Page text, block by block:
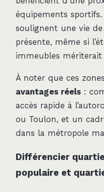
équipements
soulignent une vie
présente, même si
immeubles
À noter que ces
avantages réels :
accès rapide à
ou Toulon, et un
dans la métropole
Différencier
populaire et